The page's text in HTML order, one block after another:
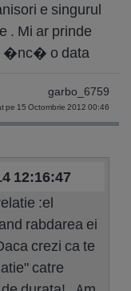
e singurul
. Mi ar prinde
�nc� o data
garbo_6759
pe 15 Octombrie 2012 00:46
12:16:47
:el
rabdarea ei
crezi ca te
catre